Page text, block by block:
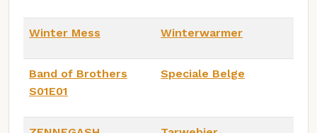
Winter Mess Winterwarmer
Band of Brothers
S01E01
Speciale Belge